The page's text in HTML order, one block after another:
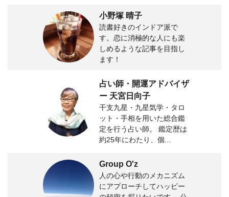
小野塚 晴子
読書好きのインドア派で
す。恋に消極的な人にも楽
しめるような記事を目指し
ます！
占い師・開運アドバイザ
ー 天宮日向子
干支九星・九星気学・タロ
ット・手相を用いた総合鑑
定を行う占い師。 鑑定歴は
約25年にわたり、個...
Group O'z
人の心や行動のメカニズム
にアプローチしてハッピー